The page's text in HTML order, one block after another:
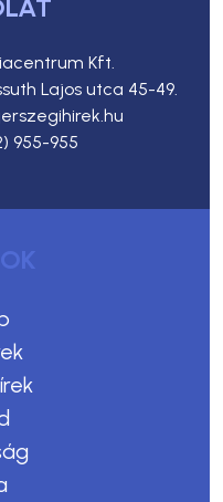
Kft.
Lajos utca 45-49.
955-955